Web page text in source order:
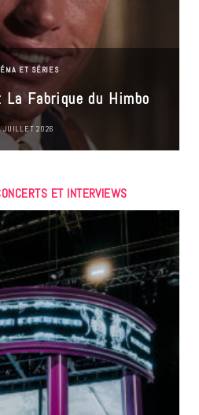
ET SÉRIES
Fabrique du Himbo
JUILLET 2026
ET INTERVIEWS